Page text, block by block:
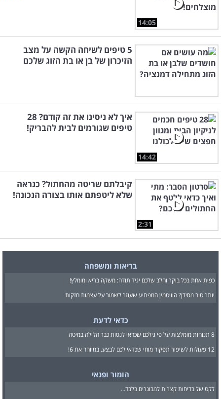
14:05
5 טיפים לשיחה הקשה על מצב
הזיכרון של בן או בת הזוג שלכם
14:42
איך לא ניסינו את זה קודם? 28
טיפים שגורמים לבית להבריק!
2:31
קיבלתם שריטה מהחתול? כנראה
שלא ליטפתם אותו בצורה הנכונה!
בריאות ומשפחה
כפית אחת בכל בוקר והלב שלכם יגיד תודה: משקה בריא ומומלץ!
יותר טוב מסידן? הוויטמין המפתיע שעוזר לשמור על עצמות חזקות
כדאי לדעת
8 תנוחות מומלצות על פי גילכם שכדאי לנסות כבר הלילה במיטה
12 פעולות לשיפור תפקוד מוחי שכדאי לכם לבצע, במיוחד את 6!
הומור ופנאי
לקט של בדיחות קצרות למבוגרים בלבד...